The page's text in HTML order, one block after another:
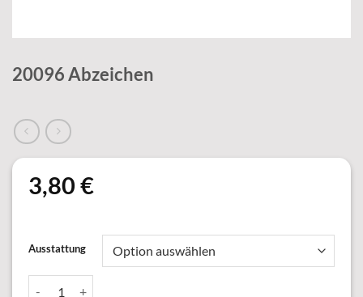
20096 Abzeichen
3,80 €
Ausstattung